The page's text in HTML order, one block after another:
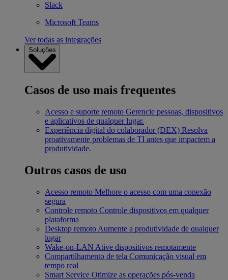
Slack
Microsoft Teams
Ver todas as integrações
Soluções
Casos de uso mais frequentes
Acesso e suporte remoto Gerencie pessoas, dispositivos
e aplicativos de qualquer lugar.
Experiência digital do colaborador (DEX) Resolva
proativamente problemas de TI antes que impactem a
produtividade.
Outros casos de uso
Acesso remoto Melhore o acesso com uma conexão
segura
Controle remoto Controle dispositivos em qualquer
plataforma
Desktop remoto Aumente a produtividade de qualquer
lugar
Wake-on-LAN Ative dispositivos remotamente
Compartilhamento de tela Comunicação visual em
tempo real
Smart Service Otimize as operações pós-venda